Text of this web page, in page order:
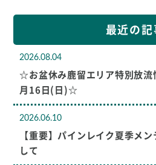
最近の記
2026.08.04
☆お盆休み鹿留エリア特別放
月16日(日)☆
2026.06.10
【重要】パインレイク夏季メ
して